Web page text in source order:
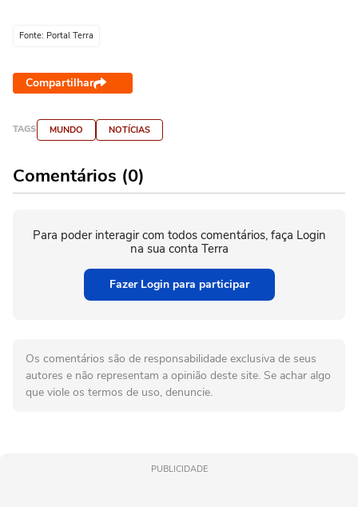
Fonte: Portal Terra
Compartilhar
TAGS MUNDO NOTÍCIAS
Comentários (0)
Para poder interagir com todos comentários, faça Login
na sua conta Terra
Fazer Login para participar
Os comentários são de responsabilidade exclusiva de seus
autores e não representam a opinião deste site. Se achar algo
que viole os termos de uso, denuncie.
PUBLICIDADE